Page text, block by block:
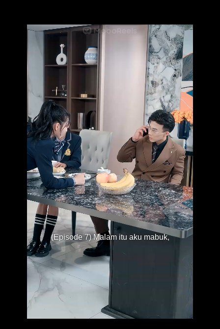
(Episode 7) Malam itu aku mabuk,